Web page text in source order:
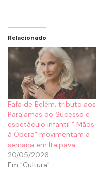
Relacionado
Fafá de Belém, tributo aos
Paralamas do Sucesso e
espetáculo infantil “ Mãos
à Ópera” movimentam a
semana em Itaipava
20/05/2026
Em "Cultura"